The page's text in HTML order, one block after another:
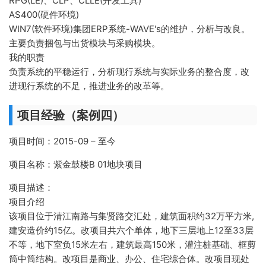
AS400(硬件环境)
WIN7(软件环境)集团ERP系统-WAVE's的维护，分析与改良。
主要负责捆包与出货模块与采购模块。
我的职责
负责系统的平稳运行，分析现行系统与实际业务的整合度，改
进现行系统的不足，推进业务的改革等。
项目经验（案例四）
项目时间：2015-09 – 至今
项目名称：紫金鼓楼B 01地块项目
项目描述：
项目介绍
该项目位于清江南路与集贤路交汇处，建筑面积约32万平方米,
建安造价约15亿。改项目共六个单体，地下三层地上12至33层
不等，地下室负15米左右，建筑最高150米，灌注桩基础、框剪
筒中筒结构。改项目是商业、办公、住宅综合体。改项目现处